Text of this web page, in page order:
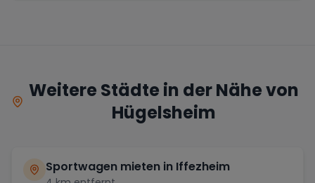
Weitere Städte in der Nähe von
Hügelsheim
Sportwagen mieten in Iffezheim